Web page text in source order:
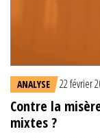
ANALYSE 22 février
Contre la
mixtes ?